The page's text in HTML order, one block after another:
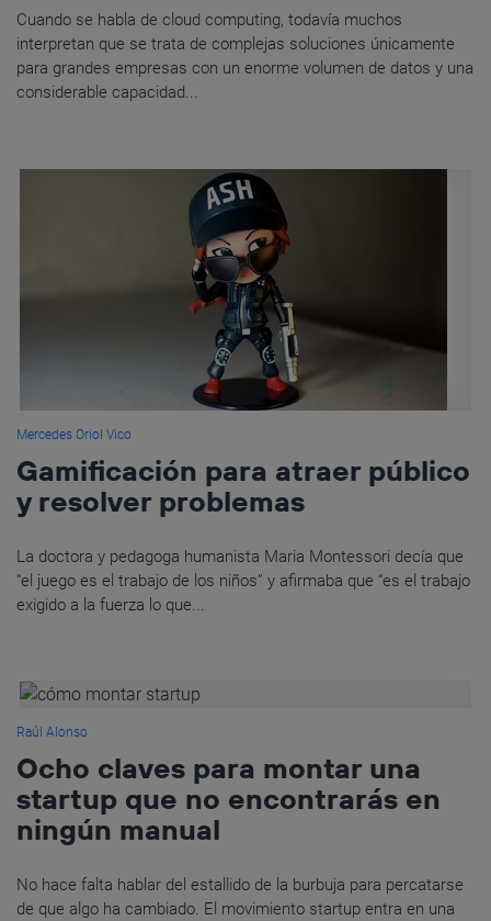
Cuando se habla de cloud computing, todavía muchos
interpretan que se trata de complejas soluciones únicamente
para grandes empresas con un enorme volumen de datos y una
considerable capacidad...
Mercedes Oriol Vico
Gamificación para atraer público
y resolver problemas
La doctora y pedagoga humanista Maria Montessori decía que
“el juego es el trabajo de los niños” y afirmaba que “es el trabajo
exigido a la fuerza lo que...
Raúl Alonso
Ocho claves para montar una
startup que no encontrarás en
ningún manual
No hace falta hablar del estallido de la burbuja para percatarse
de que algo ha cambiado. El movimiento startup entra en una